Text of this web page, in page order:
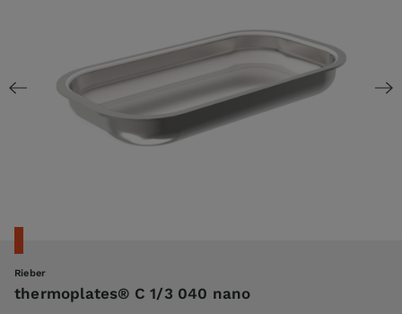
Rieber
thermoplates® C 1/3 040 nano